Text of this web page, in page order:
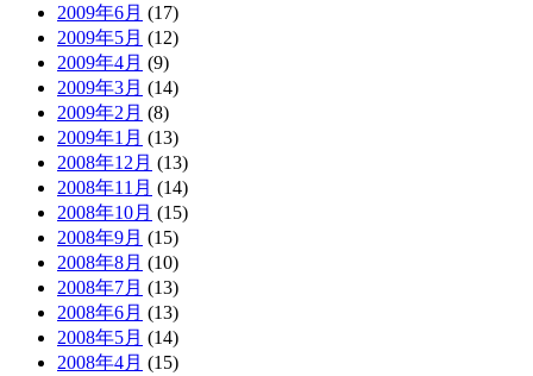
2009年6月 (17)
2009年5月 (12)
2009年4月 (9)
2009年3月 (14)
2009年2月 (8)
2009年1月 (13)
2008年12月 (13)
2008年11月 (14)
2008年10月 (15)
2008年9月 (15)
2008年8月 (10)
2008年7月 (13)
2008年6月 (13)
2008年5月 (14)
2008年4月 (15)